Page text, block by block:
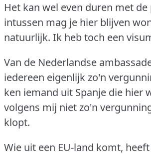
Het kan wel even duren met de
intussen mag je hier blijven
natuurlijk. Ik heb toch een
Van de Nederlandse
iedereen eigenlijk zo'n
ken iemand uit Spanje die hier
volgens mij niet zo'n
klopt.
Wie uit een EU-land komt,